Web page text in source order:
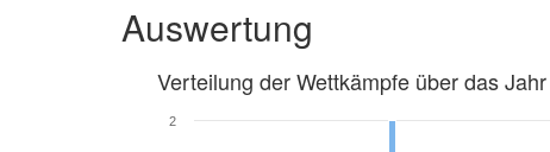
Auswertung
Verteilung der Wettkämpfe über das Jahr
2